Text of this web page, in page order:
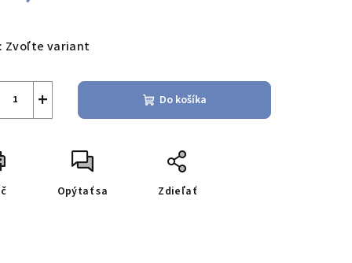
Zvoľte variant
+ Do košíka
Opýtať sa Zdieľať